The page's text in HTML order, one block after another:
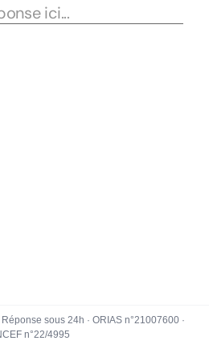
sous 24h · ORIAS n°21007600 ·
n°22/4995